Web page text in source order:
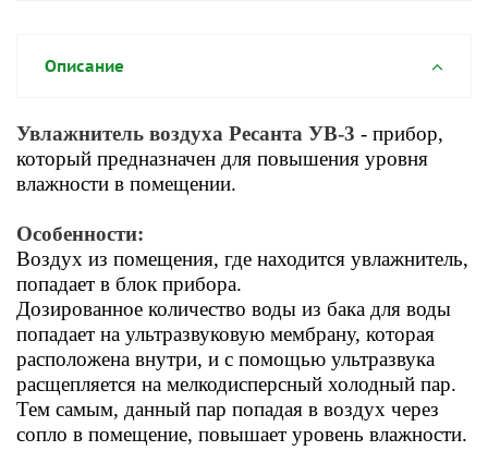
Описание
Увлажнитель воздуха Ресанта УВ-3 - прибор,
который предназначен для повышения уровня
влажности в помещении.
Особенности:
Воздух из помещения, где находится увлажнитель,
попадает в блок прибора.
Дозированное количество воды из бака для воды
попадает на ультразвуковую мембрану, которая
расположена внутри, и с помощью ультразвука
расщепляется на мелкодисперсный холодный пар.
Тем самым, данный пар попадая в воздух через
сопло в помещение, повышает уровень влажности.